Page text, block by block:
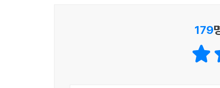
가려 뽑은 문장들이 담겨 있다. 요컨대 이 책은 지
179